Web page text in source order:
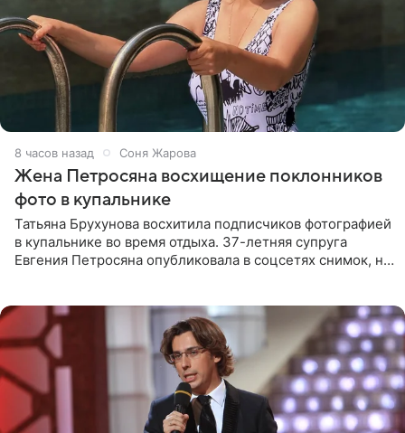
8 часов назад Соня Жарова
Жена Петросяна восхищение поклонников
фото в купальнике
Татьяна Брухунова восхитила подписчиков фотографией
в купальнике во время отдыха. 37-летняя супруга
Евгения Петросяна опубликовала в соцсетях снимок, на